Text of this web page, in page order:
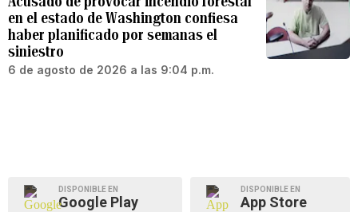
en el estado de Washington confiesa
haber planificado por semanas el
siniestro
6 de agosto de 2026 a las 9:04 p.m.
DISPONIBLE EN
Google Play
DISPONIBLE EN
App Store